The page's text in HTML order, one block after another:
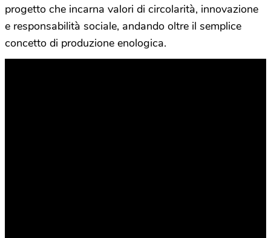
progetto che incarna valori di circolarità, innovazione
e responsabilità sociale, andando oltre il semplice
concetto di produzione enologica.